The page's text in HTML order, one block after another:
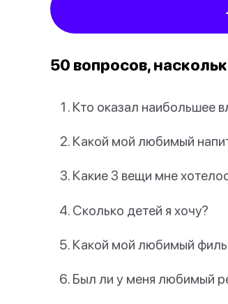
50 вопросов,
Кто оказал наибольшее
Какой мой любимый
Какие 3 вещи мне
Сколько детей я хочу?
Какой мой любимый
Был ли у меня любимый